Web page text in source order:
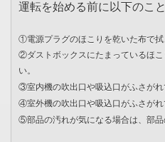
運転を始める前に以下のこ
①電源プラグのほこりを乾いた布で拭
②ダストボックスにたまっているほ
い。
③室内機の吹出口や吸込口がふさがれ
④室外機の吹出口や吸込口がふさがれ
⑤部品の汚れが気になる場合は、部品